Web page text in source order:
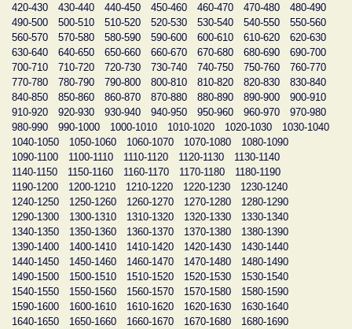
420-430
430-440 440-450 450-460 460-470 470-480
480-490
490-500
500-510 510-520 520-530 530-540 540-550
550-560
560-570
570-580 580-590 590-600 600-610 610-620
620-630
630-640
640-650 650-660 660-670 670-680 680-690
690-700
700-710
710-720 720-730 730-740 740-750 750-760
760-770
770-780
780-790 790-800 800-810 810-820 820-830
830-840
840-850
850-860 860-870 870-880 880-890 890-900
900-910
910-920
920-930 930-940 940-950 950-960 960-970
970-980
980-990
990-1000 1000-1010 1010-1020 1020-1030
1030-1040
1040-1050
1050-1060 1060-1070 1070-1080
1080-1090
1090-1100
1100-1110 1110-1120 1120-1130
1130-1140
1140-1150
1150-1160 1160-1170 1170-1180
1180-1190
1190-1200
1200-1210 1210-1220 1220-1230
1230-1240
1240-1250
1250-1260 1260-1270 1270-1280
1280-1290
1290-1300
1300-1310 1310-1320 1320-1330
1330-1340
1340-1350
1350-1360 1360-1370 1370-1380
1380-1390
1390-1400
1400-1410 1410-1420 1420-1430
1430-1440
1440-1450
1450-1460 1460-1470 1470-1480
1480-1490
1490-1500
1500-1510 1510-1520 1520-1530
1530-1540
1540-1550
1550-1560 1560-1570 1570-1580
1580-1590
1590-1600
1600-1610 1610-1620 1620-1630
1630-1640
1640-1650
1650-1660 1660-1670 1670-1680
1680-1690